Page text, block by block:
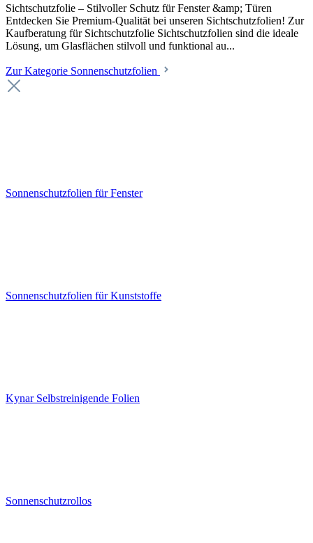
Sichtschutzfolie – Stilvoller Schutz für Fenster &amp; Türen
Entdecken Sie Premium-Qualität bei unseren Sichtschutzfolien! Zur
Kaufberatung für Sichtschutzfolie Sichtschutzfolien sind die ideale
Lösung, um Glasflächen stilvoll und funktional au...
Zur Kategorie Sonnenschutzfolien
Sonnenschutzfolien für Fenster
Sonnenschutzfolien für Kunststoffe
Kynar Selbstreinigende Folien
Sonnenschutzrollos